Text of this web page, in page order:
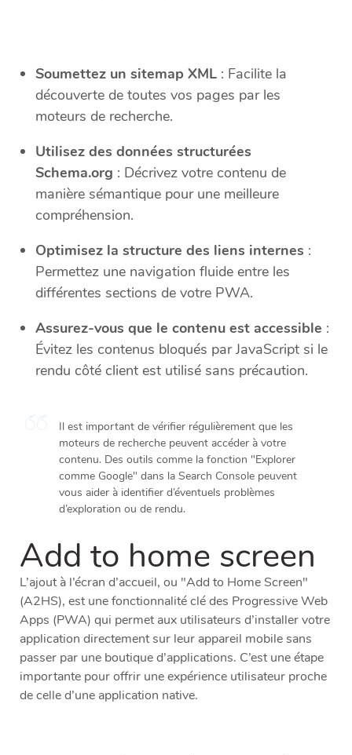
Soumettez un sitemap XML : Facilite la
découverte de toutes vos pages par les
moteurs de recherche.
Utilisez des données structurées
Schema.org : Décrivez votre contenu de
manière sémantique pour une meilleure
compréhension.
Optimisez la structure des liens internes :
Permettez une navigation fluide entre les
différentes sections de votre PWA.
Assurez-vous que le contenu est accessible :
Évitez les contenus bloqués par JavaScript si le
rendu côté client est utilisé sans précaution.
Il est important de vérifier régulièrement que les
moteurs de recherche peuvent accéder à votre
contenu. Des outils comme la fonction "Explorer
comme Google" dans la Search Console peuvent
vous aider à identifier d’éventuels problèmes
d’exploration ou de rendu.
Add to home screen
L’ajout à l’écran d’accueil, ou "Add to Home Screen"
(A2HS), est une fonctionnalité clé des Progressive Web
Apps (PWA) qui permet aux utilisateurs d’installer votre
application directement sur leur appareil mobile sans
passer par une boutique d’applications. C’est une étape
importante pour offrir une expérience utilisateur proche
de celle d’une application native.